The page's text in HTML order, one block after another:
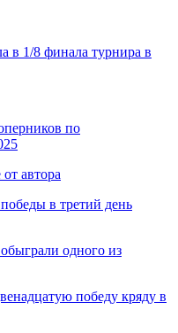
в 1/8 финала турнира в
по
автора
в третий день
одного из
победу кряду в